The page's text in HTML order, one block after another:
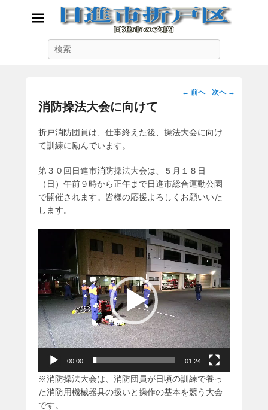
日進市折戸区
投
ビ
シ
ョ
ン
← 前へ 次へ →
消防操法大会に向けて
折戸消防団員は、仕事終えた後、操法大会に向け
て訓練に励んでいます。
第３０回日進市消防操法大会は、５月１８日
（日）午前９時から正午まで日進市総合運動公園
で開催されます。皆様の応援よろしくお願いいた
します。
レ
ー
ヤ
ー
00:00 01:24
※消防操法大会は、消防団員が日頃の訓練で養っ
た消防用機械器具の扱いと操作の基本を競う大会
です。